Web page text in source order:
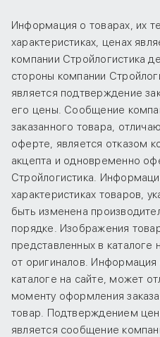
Информация о товарах, их
характеристиках, ценах
компании Стройлогистика
стороны компании
является подтверждение
его цены. Сообщение
заказанного товара,
оферте, является отказом
акцепта и одновременно
Стройлогистика.
характеристиках товаров,
быть изменена
порядке. Изображения
представленных в каталоге
от оригиналов. Информация
каталоге на сайте, может
моменту оформления
товар. Подтверждением
является сообщение